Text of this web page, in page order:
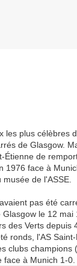
les plus célèbres
de Glasgow.
Étienne de
1976 face à
de l'ASSE.
pas été
le 12 mai
des Verts depuis
ronds, l'AS
clubs champions
à Munich 1-0.